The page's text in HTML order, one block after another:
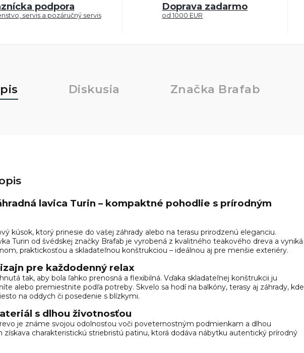
podpora
servis a pozáručný servis
Doprava zadarmo
od 1000 EUR
Diskusia Značka Brafab
lavica Turin – kompaktné pohodlie s prírodným
kúsok, ktorý prinesie do vašej záhrady alebo na terasu prirodzenú eleganciu.
Turin od švédskej značky Brafab je vyrobená z kvalitného teakového dreva a vyniká
praktickosťou a skladateľnou konštrukciou – ideálnou aj pre menšie exteriéry.
pre každodenný relax
tak, aby bola ľahko prenosná a flexibilná. Vďaka skladateľnej konštrukcii ju
alebo premiestnite podľa potreby. Skvelo sa hodí na balkóny, terasy aj záhrady, kde
na oddych či posedenie s blízkymi.
s dlhou životnosťou
je známe svojou odolnosťou voči poveternostným podmienkam a dlhou
získava charakteristickú striebristú patinu, ktorá dodáva nábytku autentický prírodný